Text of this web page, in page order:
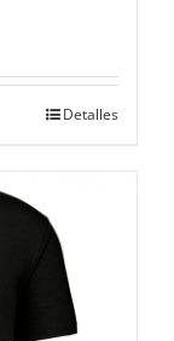
Detalles